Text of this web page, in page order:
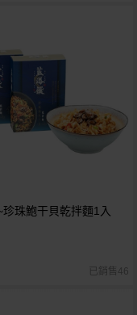
珍珠鮑干貝乾拌麵1入
已銷售46